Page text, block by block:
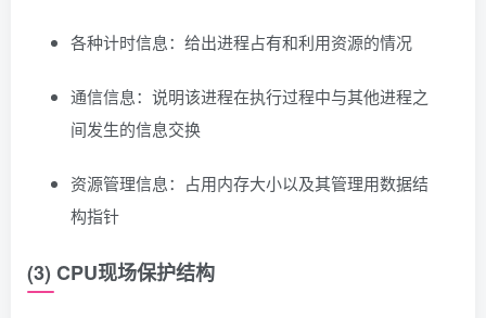
各种计时信息：给出进程占有和利用资源的情况
通信信息：说明该进程在执行过程中与其他进程之
间发生的信息交换
资源管理信息：占用内存大小以及其管理用数据结
构指针
(3) CPU现场保护结构